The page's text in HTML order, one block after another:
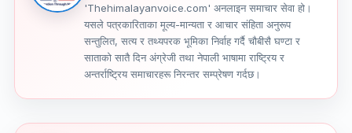
'Thehimalayanvoice.com' अनलाइन समाचार सेवा हो।
यसले पत्रकारिताका मूल्य-मान्यता र आचार संहिता अनुरूप
सन्तुलित, सत्य र तथ्यपरक भूमिका निर्वाह गर्दै चौबीसै घण्टा र
साताको सातै दिन अंग्रेजी तथा नेपाली भाषामा राष्ट्रिय र
अन्तर्राष्ट्रिय समाचारहरू निरन्तर सम्प्रेषण गर्दछ।